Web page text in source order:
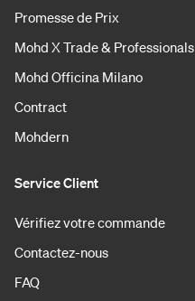
Promesse de Prix
Mohd X Trade & Professionals
Mohd Officina Milano
Contract
Mohdern
Service Client
Vérifiez votre commande
Contactez-nous
FAQ